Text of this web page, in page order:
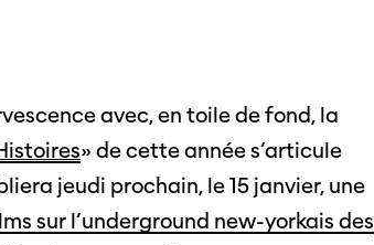
«Panorama
Suisse» Locarno
filmo
avec, en toile de fond, la
» de cette année s’articule
jeudi prochain, le 15 janvier, une
sur l’underground new-yorkais des